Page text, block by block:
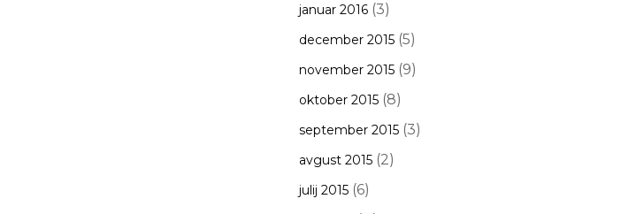
januar 2016(3)
december 2015(5)
november 2015(9)
oktober 2015(8)
september 2015(3)
avgust 2015(2)
julij 2015(6)